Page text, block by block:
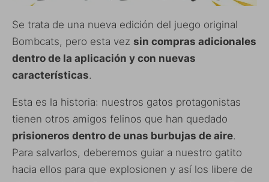
Se trata de una nueva edición del juego original
Bombcats, pero esta vez sin compras adicionales
dentro de la aplicación y con nuevas
características.
Esta es la historia: nuestros gatos protagonistas
tienen otros amigos felinos que han quedado
prisioneros dentro de unas burbujas de aire.
Para salvarlos, deberemos guiar a nuestro gatito
hacia ellos para que explosionen y así los libere de